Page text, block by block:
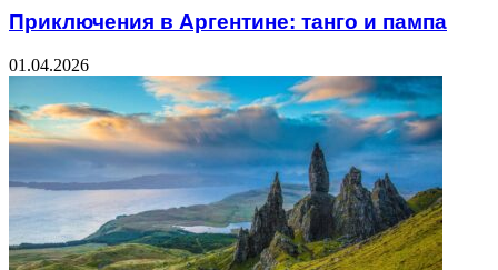
Приключения в Аргентине: танго и пампа
01.04.2026